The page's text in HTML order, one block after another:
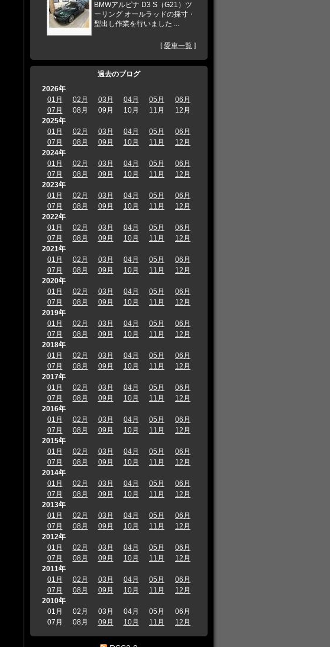
BMWアルピナ D3 S（G21）ツ
ーリング オールラッドの採寸・
型出し作業を行いました ...
[愛車一覧 ]
過去のブログ
2026年
01月
02月 03月 04月 05月
06月
07月
08月 09月 10月 11月
12月
2025年
01月
02月 03月 04月 05月
06月
07月
08月 09月 10月 11月
12月
2024年
01月
02月 03月 04月 05月
06月
07月
08月 09月 10月 11月
12月
2023年
01月
02月 03月 04月 05月
06月
07月
08月 09月 10月 11月
12月
2022年
01月
02月 03月 04月 05月
06月
07月
08月 09月 10月 11月
12月
2021年
01月
02月 03月 04月 05月
06月
07月
08月 09月 10月 11月
12月
2020年
01月
02月 03月 04月 05月
06月
07月
08月 09月 10月 11月
12月
2019年
01月
02月 03月 04月 05月
06月
07月
08月 09月 10月 11月
12月
2018年
01月
02月 03月 04月 05月
06月
07月
08月 09月 10月 11月
12月
2017年
01月
02月 03月 04月 05月
06月
07月
08月 09月 10月 11月
12月
2016年
01月
02月 03月 04月 05月
06月
07月
08月 09月 10月 11月
12月
2015年
01月
02月 03月 04月 05月
06月
07月
08月 09月 10月 11月
12月
2014年
01月
02月 03月 04月 05月
06月
07月
08月 09月 10月 11月
12月
2013年
01月
02月 03月 04月 05月
06月
07月
08月 09月 10月 11月
12月
2012年
01月
02月 03月 04月 05月
06月
07月
08月 09月 10月 11月
12月
2011年
01月
02月 03月 04月 05月
06月
07月
08月 09月 10月 11月
12月
2010年
01月
02月 03月 04月 05月
06月
07月
08月 09月 10月 11月 12月